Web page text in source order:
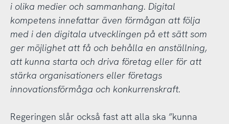
i olika medier och sammanhang. Digital
kompetens innefattar även förmågan att följa
med i den digitala utvecklingen på ett sätt som
ger möjlighet att få och behålla en anställning,
att kunna starta och driva företag eller för att
stärka organisationers eller företags
innovationsförmåga och konkurrenskraft.
Regeringen slår också fast att alla ska ”kunna